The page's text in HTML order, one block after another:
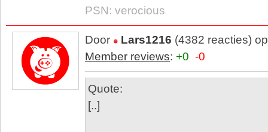
PSN: verocious
Door Lars1216 (4382 reacties)
Member reviews: +0 -0
Quote:
[..]